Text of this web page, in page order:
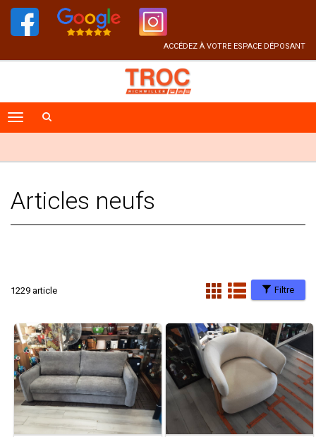
ACCÉDEZ À VOTRE ESPACE DÉPOSANT
Articles neufs
Filtre
1229 article